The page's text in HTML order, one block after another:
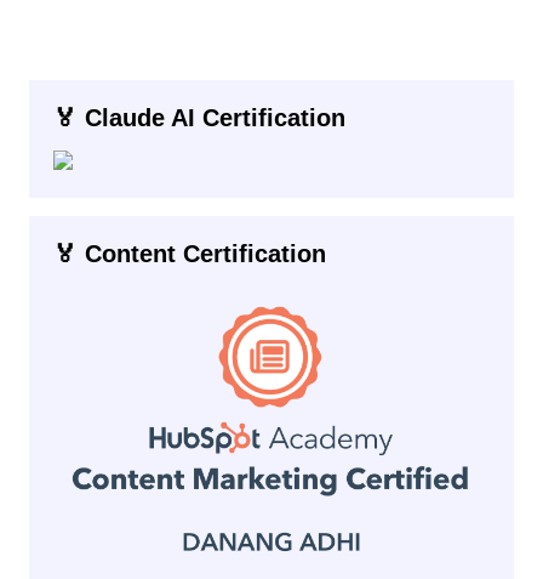
🏅 Claude AI Certification
🏅 Content Certification